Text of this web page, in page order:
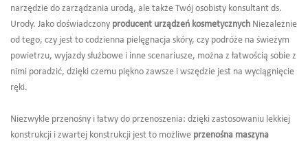
narzędzie do zarządzania urodą, ale także Twój osobisty konsultant ds.
Urody. Jako doświadczony producent urządzeń kosmetycznych Niezależnie
od tego, czy jest to codzienna pielęgnacja skóry, czy podróże na świeżym
powietrzu, wyjazdy służbowe i inne scenariusze, można z łatwością sobie z
nimi poradzić, dzięki czemu piękno zawsze i wszędzie jest na wyciągnięcie
ręki.
Niezwykle przenośny i łatwy do przenoszenia: dzięki zastosowaniu lekkiej
konstrukcji i zwartej konstrukcji jest to możliwe przenośna maszyna